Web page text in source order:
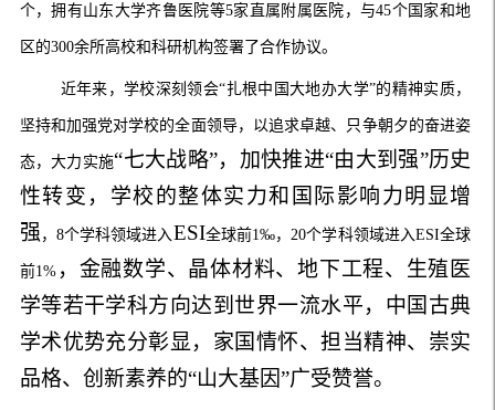
个，拥有山东大学齐鲁医院等5家直属附属医院，与45个国家和地
区的300余所高校和科研机构签署了合作协议。
近年来，学校深刻领会“扎根中国大地办大学”的精神实质，
坚持和加强党对学校的全面领导，以追求卓越、只争朝夕的奋进姿
态，大力实施“七大战略”，加快推进“由大到强”历史
性转变，学校的整体实力和国际影响力明显增
强 ， 8个学科领域进入ESI全球前1‰，20个学科领域进入ESI全球
前1% ， 金融数学、晶体材料、地下工程、生殖医
学等若干学科方向达到世界一流水平，中国古典
学术优势充分彰显，家国情怀、担当精神、崇实
品格、创新素养的“山大基因”广受赞誉。